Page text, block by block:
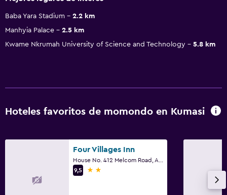
Baba Yara Stadium
2.2 km
Manhyia Palace
2.5 km
Kwame Nkrumah University of Science and Technology
5.8 km
Hoteles favoritos de momondo en Kumasi
Four Villages Inn
9,5
2 estrellas